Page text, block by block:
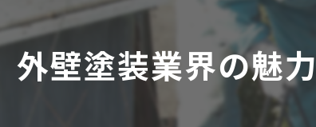
ビジョン
外壁塗装業界の魅